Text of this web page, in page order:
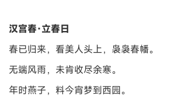
汉宫春·立春日
春已归来，看美人头上，袅袅春幡。
无端风雨，未肯收尽余寒。
年时燕子，料今宵梦到西园。